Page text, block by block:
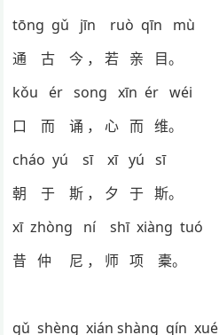
tōng gǔ jīn ruò qīn mù
通 古 今 ， 若 亲 目。
kǒu ér song xīn ér wéi
口 而 诵 ， 心 而 维。
cháo yú sī xī yú sī
朝 于 斯 ， 夕 于 斯。
xī zhòng ní shī xiàng tuó
昔 仲 尼 ， 师 项 橐。
gǔ shèng xián shàng qín xué